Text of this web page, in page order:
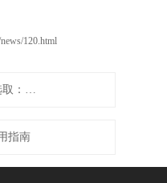
120.html
魔兽技能自动选取：实现自动化的战斗智慧
指南